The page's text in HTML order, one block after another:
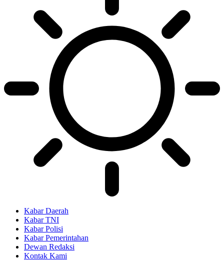
Kabar Daerah
Kabar TNI
Kabar Polisi
Kabar Pemerintahan
Dewan Redaksi
Kontak Kami